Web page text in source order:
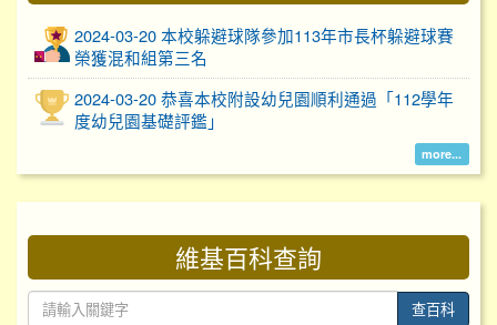
2024-03-20 本校躲避球隊參加113年市長杯躲避球賽
榮獲混和組第三名
2024-03-20 恭喜本校附設幼兒園順利通過「112學年
度幼兒園基礎評鑑」
more...
維基百科查詢
查百科